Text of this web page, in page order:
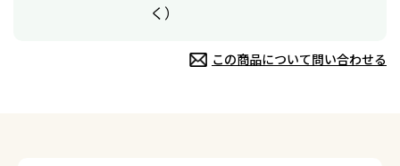
く）
この商品について問い合わせる